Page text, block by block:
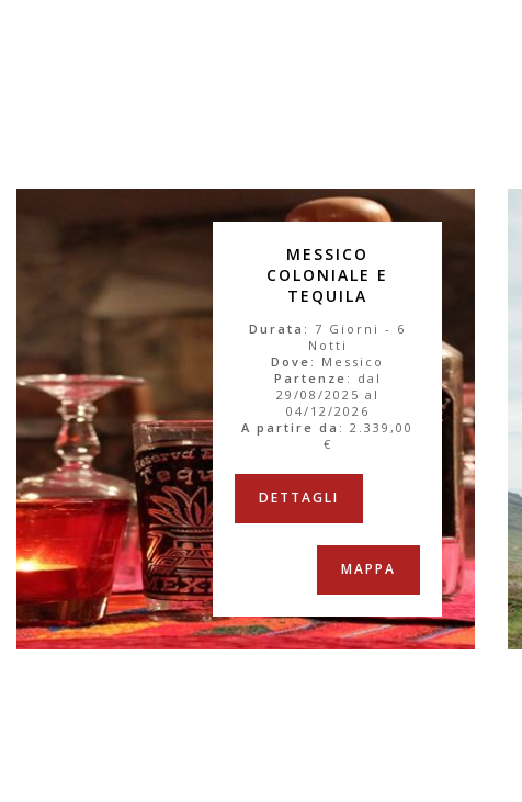
MESSICO
COLONIALE E
TEQUILA
Durata : 7 Giorni - 6
Notti
Dove : Messico
Partenze : dal
29/08/2025 al
04/12/2026
A partire da :2.339,00
€
DETTAGLI
MAPPA